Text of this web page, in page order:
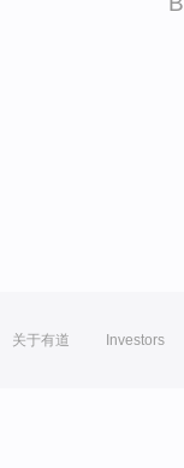
关于有道 Investors